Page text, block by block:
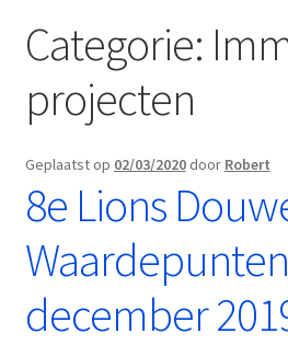
Lid worden?
Immateriële projecten
Materiële projecten
Categorie:
projecten
Geplaatst op 02/03/2020 door Robert
8e Lions
december